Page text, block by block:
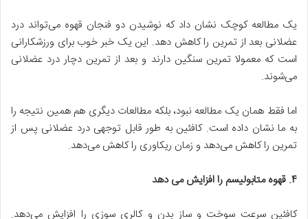
یک مطالعه کوچک نشان داد که نوشیدن دو فنجان قهوه می‌تواند درد
عضلانی بعد از تمرین را کاهش دهد. این یک خبر خوب برای ورزشکارانی
است که معمولا تمرین سنگین دارند و بعد از تمرین دچار درد عضلانی
می‌شوند.
اما فقط همان یک مطالعه نبود، بلکه مطالعات دیگری هم همین نتیجه را
به ما نشان داده است. کافئین به طور قابل توجهی درد عضلانی پس از
تمرین را کاهش می‌دهد و زمان ریکاوری را کاهش می‌دهد.
۴. قهوه متابولیسم را افزایش می دهد
کافئین سرعت سوخت و ساز بدن و کالری سوزی را افزایش می‌دهد.